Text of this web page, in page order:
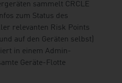
sammelt CRCLE
zum Status des
relevanten Risk Points
auf den Geräten selbst)
in einem Admin-
Geräte-Flotte